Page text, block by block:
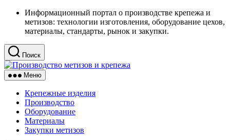
Перейти
содержимому
Информационный портал о производстве крепежа и
метизов: технологии изготовления, оборудование цехов,
материалы, стандарты, рынок и закупки.
Поиск
Меню
Крепежные изделия
Производство
Оборудование
Материалы
Закупки метизов